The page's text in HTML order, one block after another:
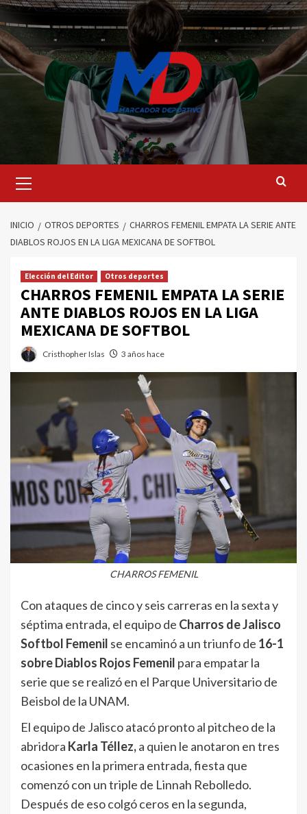
Saltar
al
contenido
principal
INICIO OTROS DEPORTES
CHARROS FEMENIL EMPATA LA SERIE ANTE
DIABLOS ROJOS EN LA LIGA MEXICANA DE SOFTBOL
Elección del Editor Otros deportes
CHARROS FEMENIL EMPATA LA SERIE
ANTE DIABLOS ROJOS EN LA LIGA
MEXICANA DE SOFTBOL
Cristhopher Islas 3 años hace
CHARROS FEMENIL
Con ataques de cinco y seis carreras en la sexta y
séptima entrada, el equipo de Charros de Jalisco
Softbol Femenil se encaminó a un triunfo de 16-1
sobre Diablos Rojos Femenil para empatar la
serie que se realizó en el Parque Universitario de
Beisbol de la UNAM.
El equipo de Jalisco atacó pronto al pitcheo de la
abridora Karla Téllez,a quien le anotaron en tres
ocasiones en la primera entrada, fiesta que
comenzó con un triple de Linnah Rebolledo.
Después de eso colgó ceros en la segunda,